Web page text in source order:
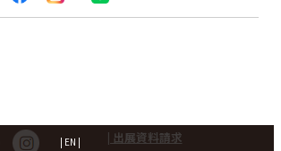
| EN | | 出展資料請求